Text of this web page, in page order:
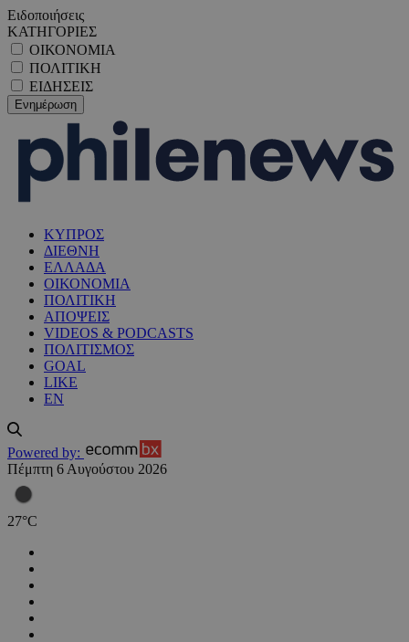
Ειδοποιήσεις
ΚΑΤΗΓΟΡΙΕΣ
ΟΙΚΟΝΟΜΙΑ
ΠΟΛΙΤΙΚΗ
ΕΙΔΗΣΕΙΣ
ΚΥΠΡΟΣ
ΔΙΕΘΝΗ
ΕΛΛΑΔΑ
ΟΙΚΟΝΟΜΙΑ
ΠΟΛΙΤΙΚΗ
ΑΠΟΨΕΙΣ
VIDEOS & PODCASTS
ΠΟΛΙΤΙΣΜΟΣ
GOAL
LIKE
EN
Powered by:
Πέμπτη 6 Αυγούστου 2026
27°C